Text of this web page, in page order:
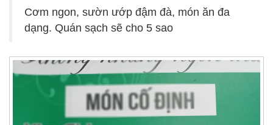
Cơm ngon, sườn ướp đậm đà, món ăn đa
dạng. Quán sạch sẽ cho 5 sao